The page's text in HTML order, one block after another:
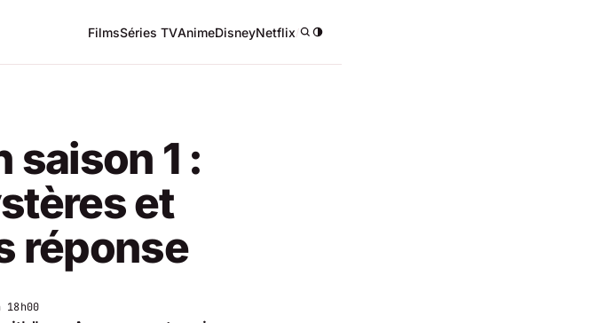
FilmsSéries TVAnimeDisneyNetflix/
saison 1 :
et
réponse